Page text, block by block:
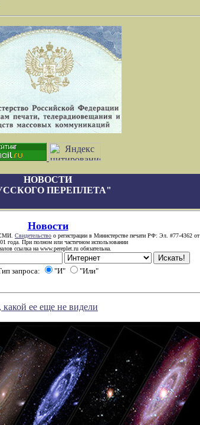
НОВОСТИ
ПЕРЕПЛЕТА"
Новости
СМИ. Свидетельство о регистрации в Министерстве печати РФ: Эл. #77-4362 от
года. При полном или частичном использовании
ссылка на www.pereplet.ru обязательна.
запроса: "И" "Или"
ее еще не видели